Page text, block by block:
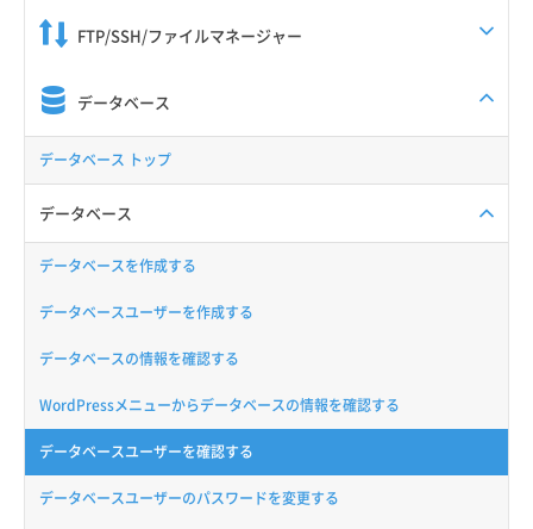
FTP/SSH/ファイルマネージャー
データベース
データベース トップ
データベース
データベースを作成する
データベースユーザーを作成する
データベースの情報を確認する
WordPressメニューからデータベースの情報を確認する
データベースユーザーを確認する
データベースユーザーのパスワードを変更する